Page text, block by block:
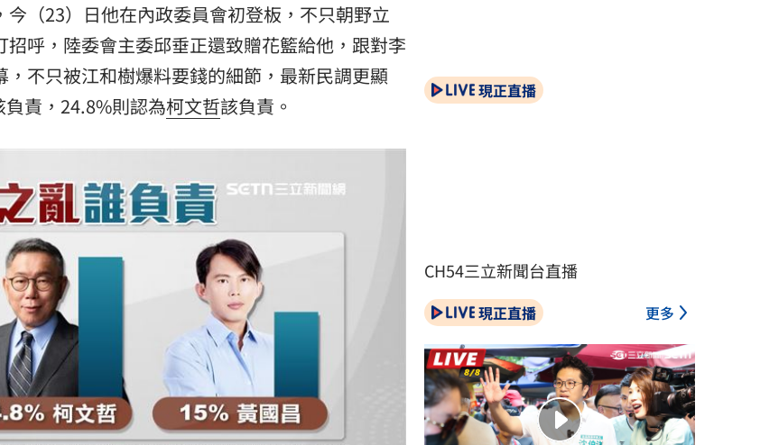
今（23）日他在內政委員會初登板，不只朝野立
呼，陸委會主委邱垂正還致贈花籃給他，跟對李
不只被江和樹爆料要錢的細節，最新民調更顯
責，24.8%則認為柯文哲該負責。
現正直播
CH54三立新聞台直播
現正直播 更多